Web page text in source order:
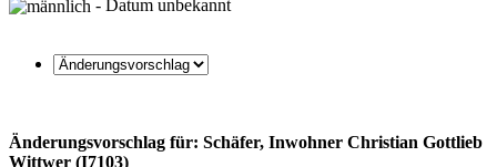
- Datum unbekannt
Änderungsvorschlag für: Schäfer, Inwohner Christian Gottlieb
Wittwer (I7103)